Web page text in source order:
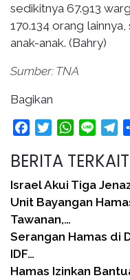
sedikitnya 67.913
170.134 orang
anak-anak. (Bahry)
Sumber: TNA
Bagikan
FacebookTwitterWhatsApp
Line
BERITA
Israel Akui Tiga
Unit Bayangan
Tawanan,…
Serangan Hamas di
IDF…
Hamas Izinkan